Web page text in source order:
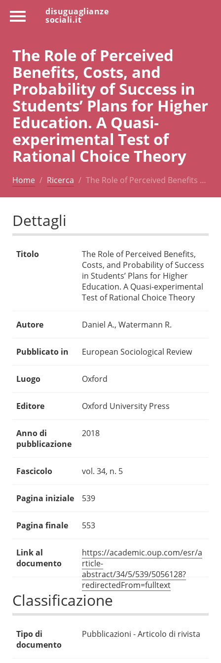
disuguaglianze
sociali.it
The Role of Perceived
Benefits, Costs, and
Probability of Success in
Students’ Plans for Higher
Education. A Quasi-
experimental Test of
Rational Choice Theory
Home Ricerca The Role of Perceived Benefits …
Dettagli
Titolo
The Role of Perceived Benefits,
Costs, and Probability of Success
in Students’ Plans for Higher
Education. A Quasi-experimental
Test of Rational Choice Theory
Autore Daniel A., Watermann R.
Pubblicato in European Sociological Review
Luogo Oxford
Editore Oxford University Press
Anno di
pubblicazione
2018
Fascicolo vol. 34, n. 5
Pagina iniziale 539
Pagina finale 553
Link al
documento
https://academic.oup.com/esr/a
rticle-
abstract/34/5/539/5056128?
redirectedFrom=fulltext
Classificazione
Tipo di
documento
Pubblicazioni - Articolo di rivista